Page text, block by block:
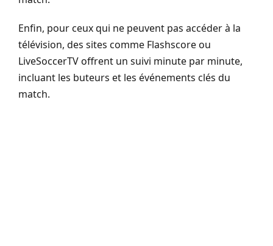
Enfin, pour ceux qui ne peuvent pas accéder à la
télévision, des sites comme Flashscore ou
LiveSoccerTV offrent un suivi minute par minute,
incluant les buteurs et les événements clés du
match.